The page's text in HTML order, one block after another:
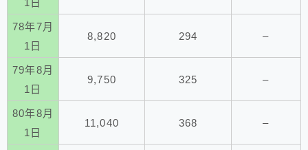
1日
78年7月
1日
8,820 294 –
79年8月
1日
9,750 325 –
80年8月
1日
11,040 368 –